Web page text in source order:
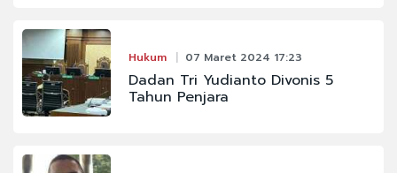
Hukum 07 Maret 2024 17:23
Dadan Tri Yudianto Divonis 5
Tahun Penjara